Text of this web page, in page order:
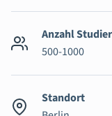
Anzahl
500-1000
Standort